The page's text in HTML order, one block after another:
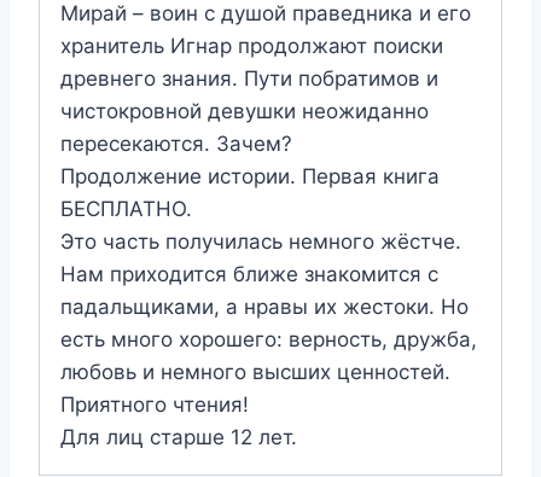
Мирай – воин с душой праведника и его
хранитель Игнар продолжают поиски
древнего знания. Пути побратимов и
чистокровной девушки неожиданно
пересекаются. Зачем?
Продолжение истории. Первая книга
БЕСПЛАТНО.
Это часть получилась немного жёстче.
Нам приходится ближе знакомится с
падальщиками, а нравы их жестоки. Но
есть много хорошего: верность, дружба,
любовь и немного высших ценностей.
Приятного чтения!
Для лиц старше 12 лет.